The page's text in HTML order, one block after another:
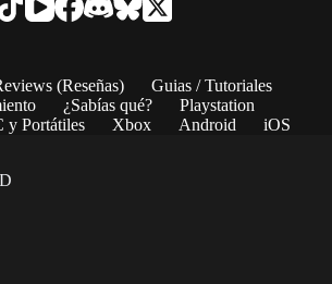
(Reseñas)
Guias / Tutoriales
¿Sabías qué?
Playstation
y Portátiles Xbox Android
iOS